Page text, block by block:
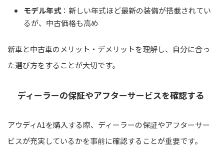
モデル年式：新しい年式ほど最新の装備が搭載されてい
るが、中古価格も高め
新車と中古車のメリット・デメリットを理解し、自分に合っ
た選び方をすることが大切です。
ディーラーの保証やアフターサービスを確認する
アウディA1を購入する際、ディーラーの保証やアフターサー
ビスが充実しているかを事前に確認することが重要です。